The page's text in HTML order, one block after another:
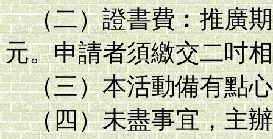
（二）證書費︰推廣期
元。申請者須繳交二吋
（三）本活動備有點心
（四）未盡事宜，主辦